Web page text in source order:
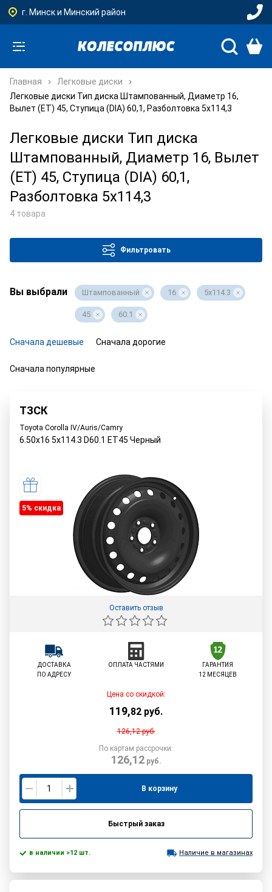
г. Минск и Минский район
Главная
Легковые диски
Легковые диски Тип диска Штампованный, Диаметр 16,
Вылет (ET) 45, Ступица (DIA) 60,1, Разболтовка 5x114,3
Легковые диски Тип диска
Штампованный, Диаметр 16, Вылет
(ET) 45, Ступица (DIA) 60,1,
Разболтовка 5x114,3
4 товара
Фильтровать
Вы выбрали Штампованный 16 5x114.3
45 60.1
Сначала дешевые Сначала дорогие
Сначала популярные
ТЗСК
Toyota Corolla IV/Auris/Camry
6.50x16 5x114.3 D60.1 ET45 Черный
5% cкидка
Оставить отзыв
ДОСТАВКА
ПО АДРЕСУ
ОПЛАТА ЧАСТЯМИ
ГАРАНТИЯ
12 МЕСЯЦЕВ
Цена со скидкой:
119,82 руб.
126,12руб.
По картам рассрочки:
126,12руб.
В корзину
Быстрый заказ
в наличии >12 шт. Наличие в магазинах